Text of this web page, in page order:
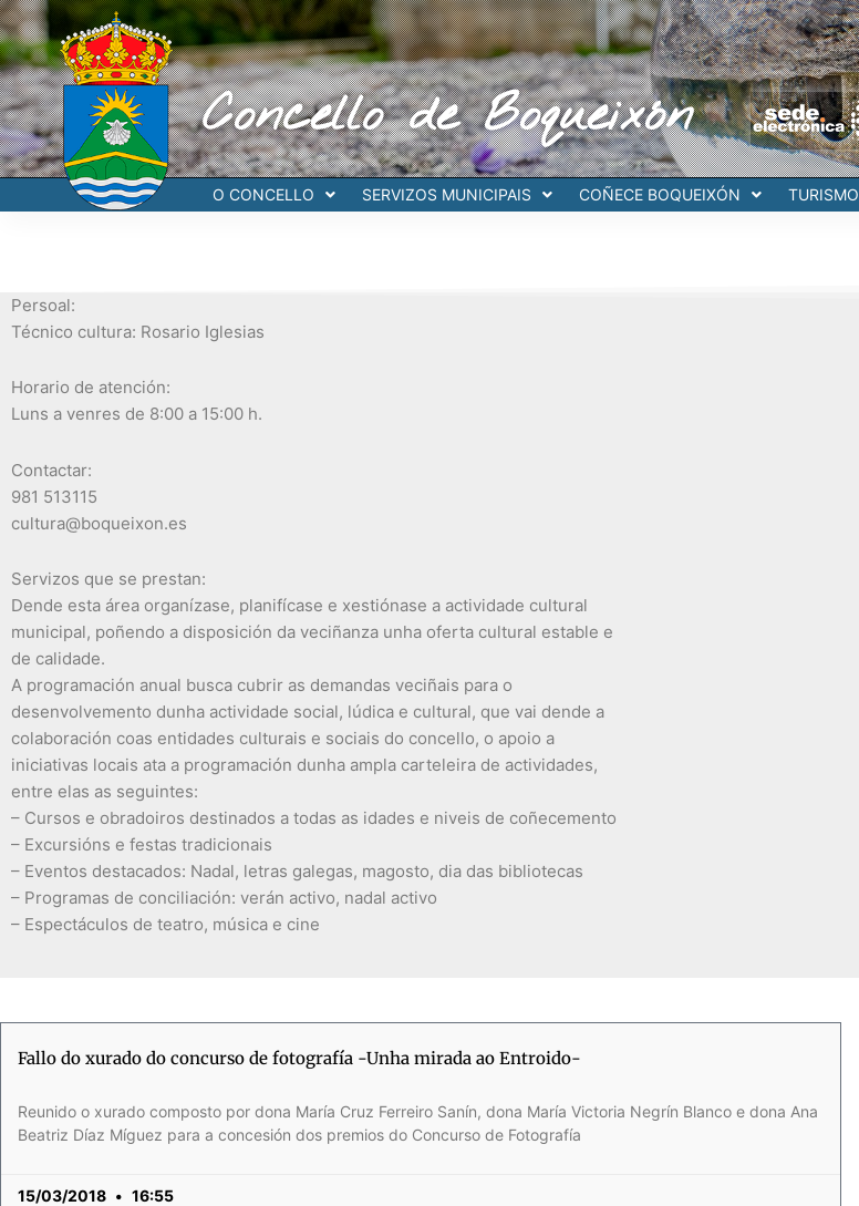
Ir
al
contenido
Concello de Boqueixón
O CONCELLO SERVIZOS MUNICIPAIS COÑECE BOQUEIXÓN TURISMO
Persoal:
Técnico cultura: Rosario Iglesias
Horario de atención:
Luns a venres de 8:00 a 15:00 h.
Contactar:
981 513115
cultura@boqueixon.es
Servizos que se prestan:
Dende esta área organízase, planifícase e xestiónase a actividade cultural
municipal, poñendo a disposición da veciñanza unha oferta cultural estable e
de calidade.
A programación anual busca cubrir as demandas veciñais para o
desenvolvemento dunha actividade social, lúdica e cultural, que vai dende a
colaboración coas entidades culturais e sociais do concello, o apoio a
iniciativas locais ata a programación dunha ampla carteleira de actividades,
entre elas as seguintes:
– Cursos e obradoiros destinados a todas as idades e niveis de coñecemento
– Excursións e festas tradicionais
– Eventos destacados: Nadal, letras galegas, magosto, dia das bibliotecas
– Programas de conciliación: verán activo, nadal activo
– Espectáculos de teatro, música e cine
Fallo do xurado do concurso de fotografía -Unha mirada ao Entroido-
Reunido o xurado composto por dona María Cruz Ferreiro Sanín, dona María Victoria Negrín Blanco e dona Ana
Beatriz Díaz Míguez para a concesión dos premios do Concurso de Fotografía
15/03/2018 16:55